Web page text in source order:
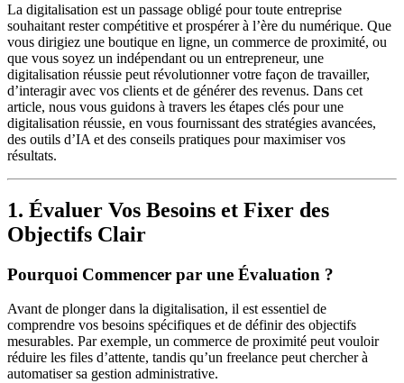
La digitalisation est un passage obligé pour toute entreprise
souhaitant rester compétitive et prospérer à l’ère du numérique. Que
vous dirigiez une boutique en ligne, un commerce de proximité, ou
que vous soyez un indépendant ou un entrepreneur, une
digitalisation réussie peut révolutionner votre façon de travailler,
d’interagir avec vos clients et de générer des revenus. Dans cet
article, nous vous guidons à travers les étapes clés pour une
digitalisation réussie, en vous fournissant des stratégies avancées,
des outils d’IA et des conseils pratiques pour maximiser vos
résultats.
1. Évaluer Vos Besoins et Fixer des
Objectifs Clair
Pourquoi Commencer par une Évaluation ?
Avant de plonger dans la digitalisation, il est essentiel de
comprendre vos besoins spécifiques et de définir des objectifs
mesurables. Par exemple, un commerce de proximité peut vouloir
réduire les files d’attente, tandis qu’un freelance peut chercher à
automatiser sa gestion administrative.